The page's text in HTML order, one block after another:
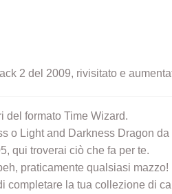
2 del 2009, rivisitato e
del formato Time Wizard.
o Light and Darkness Dragon
qui troverai ciò che fa per te.
praticamente qualsiasi mazzo!
la tua collezione di